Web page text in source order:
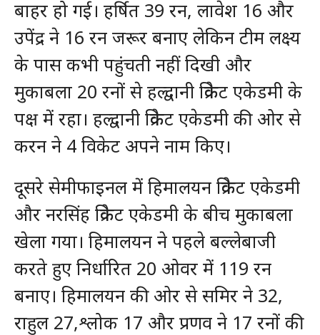
बाहर हो गई। हर्षित 39 रन, लावेश 16 और
उपेंद्र ने 16 रन जरूर बनाए लेकिन टीम लक्ष्य
के पास कभी पहुंचती नहीं दिखी और
मुकाबला 20 रनों से हल्द्वानी क्रिकेट एकेडमी के
पक्ष में रहा। हल्द्वानी क्रिकेट एकेडमी की ओर से
करन ने 4 विकेट अपने नाम किए।
दूसरे सेमीफाइनल में हिमालयन क्रिकेट एकेडमी
और नरसिंह क्रिकेट एकेडमी के बीच मुकाबला
खेला गया। हिमालयन ने पहले बल्लेबाजी
करते हुए निर्धारित 20 ओवर में 119 रन
बनाए। हिमालयन की ओर से समिर ने 32,
राहुल 27,श्लोक 17 और प्रणव ने 17 रनों की